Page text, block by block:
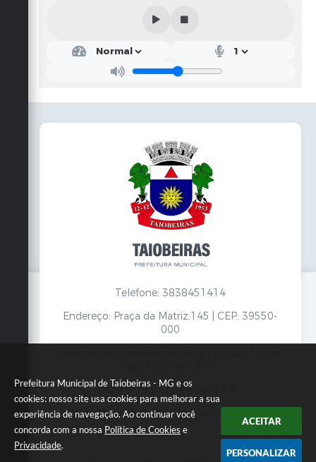
Prefeitura Municipal de Taiobeiras - MG e os
cookies: nosso site usa cookies para melhorar a sua
experiência de navegação. Ao continuar você
concorda com a nossa Política de Cookies e
Privacidade.
ACEITAR
PERSONALIZAR
Telefone: 3838451414
Endereço: Praça da Matriz,145 | CEP: 39550-
000
CNPJ: 18.017.384/0001-10
Prefeitura Municipal de Taiobeiras - MG